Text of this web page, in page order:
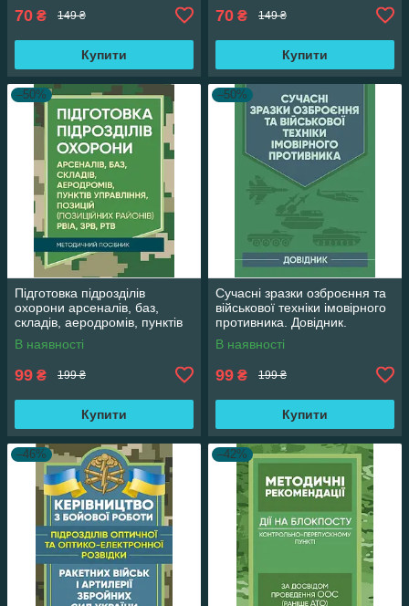
70 ₴ 149 ₴
Купити
70 ₴ 149 ₴
Купити
–50%
Підготовка підрозділів
охорони арсеналів, баз,
складів, аеродромів, пунктів
управління, позицій
(позиційних
В наявності
99 ₴ 199 ₴
Купити
–50%
Сучасні зразки озброєння та
військової техніки імовірного
противника. Довідник.
В наявності
99 ₴ 199 ₴
Купити
–46% –42%